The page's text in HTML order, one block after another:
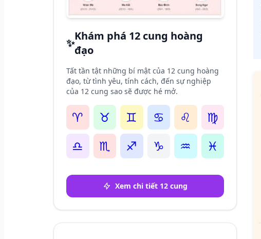
✨
Khám phá 12 cung hoàng
đạo
Tất tần tật những bí mật của 12 cung hoàng
đạo, từ tình yêu, tính cách, đến sự nghiệp
của 12 cung sao sẽ được hé mở.
♈ ♉ ♊ ♋ ♌
♍
♎
♏ ♐ ♑ ♒ ♓
Xem chi tiết 12 cung